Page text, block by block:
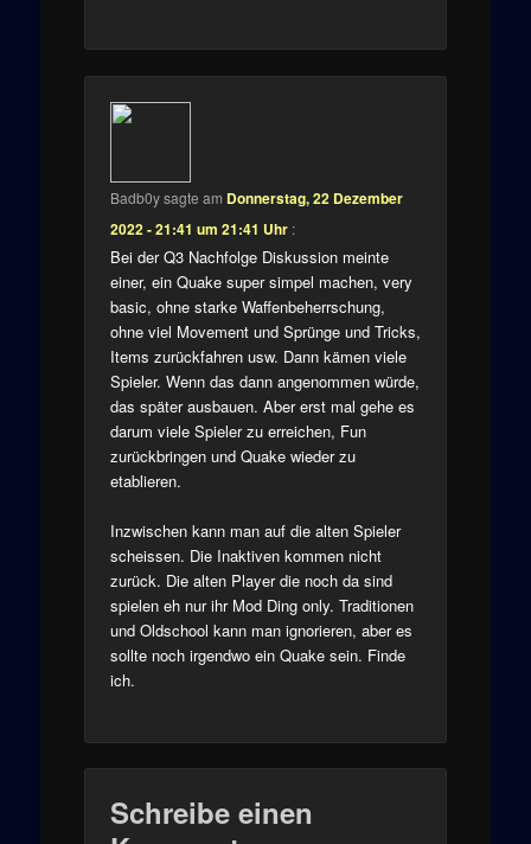
Badb0ysagte am Donnerstag, 22 Dezember
2022 - 21:41 um 21:41 Uhr :
Bei der Q3 Nachfolge Diskussion meinte
einer, ein Quake super simpel machen, very
basic, ohne starke Waffenbeherrschung,
ohne viel Movement und Sprünge und Tricks,
Items zurückfahren usw. Dann kämen viele
Spieler. Wenn das dann angenommen würde,
das später ausbauen. Aber erst mal gehe es
darum viele Spieler zu erreichen, Fun
zurückbringen und Quake wieder zu
etablieren.
Inzwischen kann man auf die alten Spieler
scheissen. Die Inaktiven kommen nicht
zurück. Die alten Player die noch da sind
spielen eh nur ihr Mod Ding only. Traditionen
und Oldschool kann man ignorieren, aber es
sollte noch irgendwo ein Quake sein. Finde
ich.
Schreibe einen